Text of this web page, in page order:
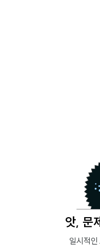
앗, 문
일시적인